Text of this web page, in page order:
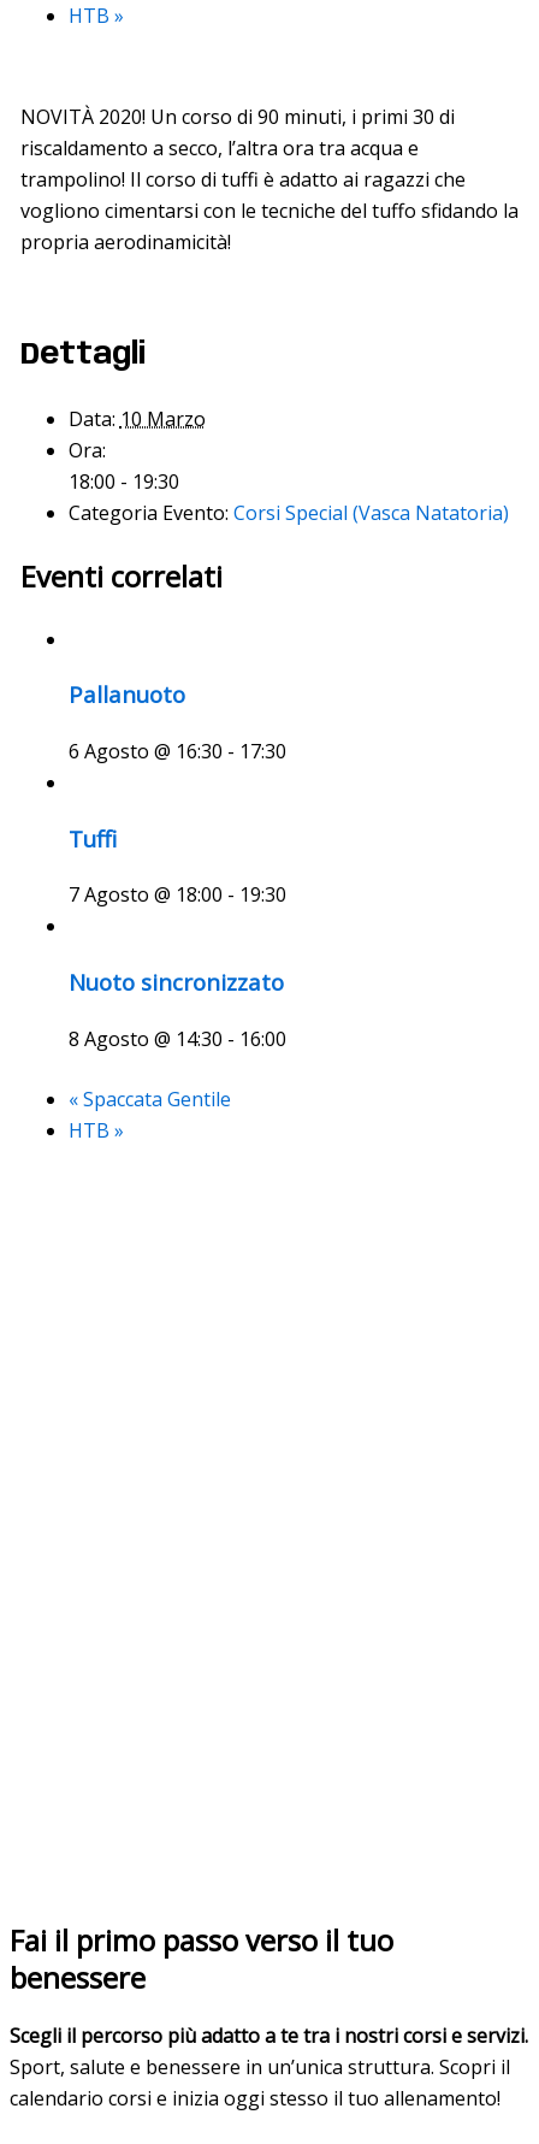
HTB »
NOVITÀ 2020! Un corso di 90 minuti, i primi 30 di
riscaldamento a secco, l’altra ora tra acqua e
trampolino! Il corso di tuffi è adatto ai ragazzi che
vogliono cimentarsi con le tecniche del tuffo sfidando la
propria aerodinamicità!
Dettagli
Data: 10 Marzo
Ora:
18:00 - 19:30
Categoria Evento: Corsi Special (Vasca Natatoria)
Eventi correlati
Pallanuoto
6 Agosto @ 16:30 - 17:30
Tuffi
7 Agosto @ 18:00 - 19:30
Nuoto sincronizzato
8 Agosto @ 14:30 - 16:00
«Spaccata Gentile
HTB »
Fai il primo passo verso il tuo
benessere
Scegli il percorso più adatto a te tra i nostri corsi e servizi.
Sport, salute e benessere in un’unica struttura. Scopri il
calendario corsi e inizia oggi stesso il tuo allenamento!